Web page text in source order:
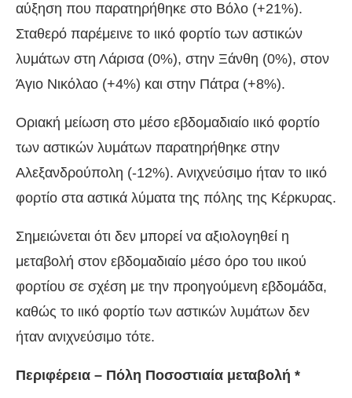
αύξηση που παρατηρήθηκε στο Βόλο (+21%).
Σταθερό παρέμεινε το ιικό φορτίο των αστικών
λυμάτων στη Λάρισα (0%), στην Ξάνθη (0%), στον
Άγιο Νικόλαο (+4%) και στην Πάτρα (+8%).
Οριακή μείωση στο μέσο εβδομαδιαίο ιικό φορτίο
των αστικών λυμάτων παρατηρήθηκε στην
Αλεξανδρούπολη (-12%). Ανιχνεύσιμο ήταν το ιικό
φορτίο στα αστικά λύματα της πόλης της Κέρκυρας.
Σημειώνεται ότι δεν μπορεί να αξιολογηθεί η
μεταβολή στον εβδομαδιαίο μέσο όρο του ιικού
φορτίου σε σχέση με την προηγούμενη εβδομάδα,
καθώς το ιικό φορτίο των αστικών λυμάτων δεν
ήταν ανιχνεύσιμο τότε.
Περιφέρεια – Πόλη Ποσοστιαία μεταβολή *